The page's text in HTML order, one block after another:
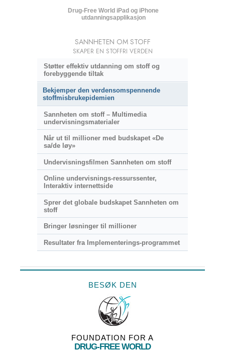
Drug-Free World iPad og iPhone
utdanningsapplikasjon
SANNHETEN OM STOFF
SKAPER EN STOFFRI VERDEN
Støtter effektiv utdanning om stoff og
forebyggende tiltak
Bekjemper den verdensomspennende
stoffmisbrukepidemien
Sannheten om stoff – Multimedia
undervisningsmaterialer
Når ut til millioner med budskapet «De
sa/de løy»
Undervisningsfilmen Sannheten om stoff
Online undervisnings-ressurssenter,
Interaktiv internettside
Sprer det globale budskapet Sannheten om
stoff
Bringer løsninger til millioner
Resultater fra Implementerings-programmet
BESØK DEN
FOUNDATION FOR A
DRUG-FREE WORLD